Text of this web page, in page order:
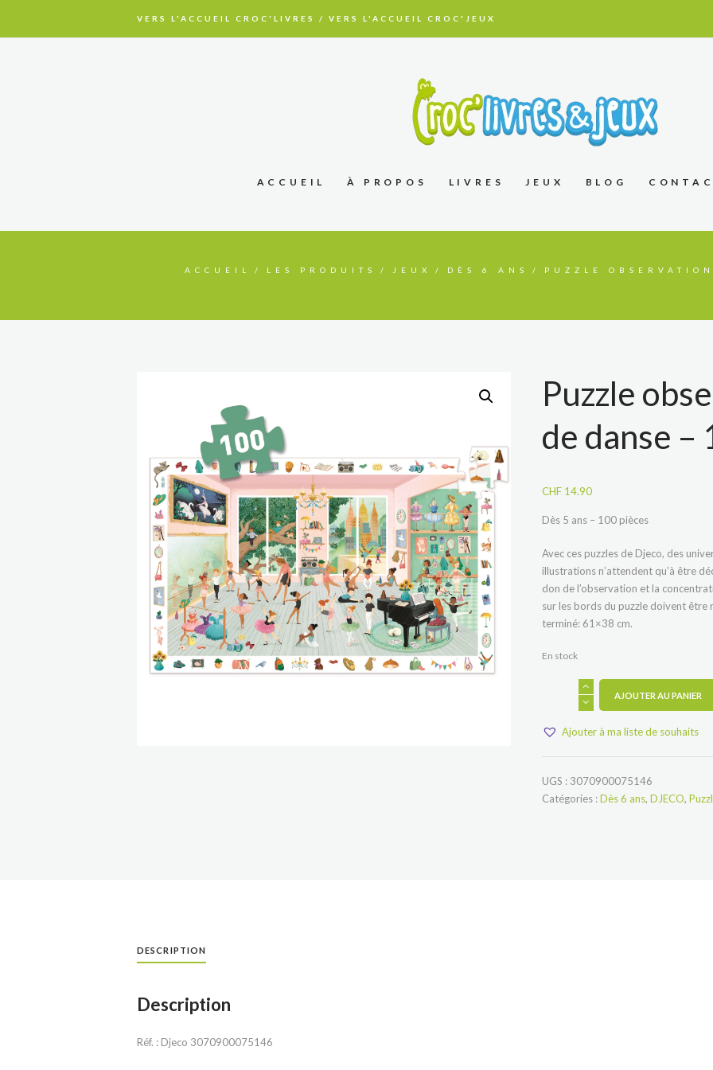
VERS L'ACCUEIL CROC'LIVRES / VERS L'ACCUEIL CROC'JEUX
ACCUEIL À PROPOS LIVRES JEUX BLOG
ACCUEIL LES PRODUITS JEUX DÈS 6 ANS PUZZLE
Puzzle
de danse –
CHF 14.90
Dès 5 ans – 100 pièces
Avec ces puzzles de Djeco, des
illustrations n’attendent qu’à être
don de l’observation et la
sur les bords du puzzle doivent être
terminé: 61×38 cm.
En stock
L'école
danse
-
100
pièces
AJOUTER AU PANIER
Ajouter à ma liste de souhaits
UGS : 3070900075146
Catégories :Dès 6 ans, DJECO,
DESCRIPTION
Description
Réf. : Djeco 3070900075146